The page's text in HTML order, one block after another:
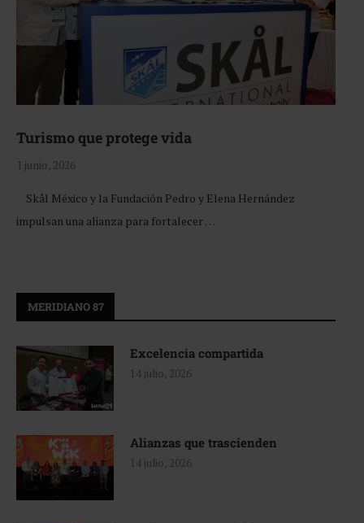
Turismo que protege vida
1 junio, 2026
Skål México y la Fundación Pedro y Elena Hernández
impulsan una alianza para fortalecer …
MERIDIANO 87
Excelencia compartida
14 julio, 2026
Alianzas que trascienden
14 julio, 2026